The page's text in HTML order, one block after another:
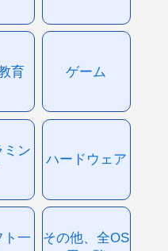
育 ゲーム
ミン
ハードウェア
ト一
その他、全OS